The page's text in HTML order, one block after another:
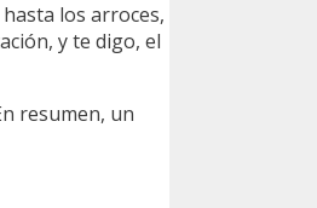
los arroces,
y te digo, el
resumen, un